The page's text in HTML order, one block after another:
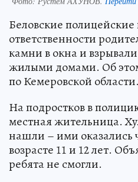
Беловские
ответственности
камни в окна и
жилыми домами. Об
по Кемеровской области.
На подростков в
местная жительница.
нашли – ими оказались
возрасте 11 и 12 лет.
ребята не смогли.